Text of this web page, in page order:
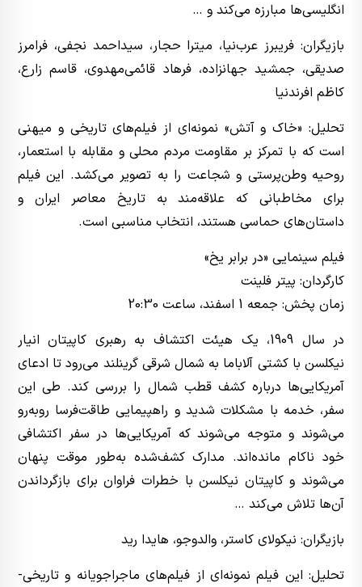
انگلیسی‌ها مبارزه می‌کند و …
بازیگران: فریبرز عرب‌نیا، میترا حجار، سیداحمد نجفی، فرامرز
صدیقی، جمشید جهانزاده، فرهاد قائمی‌مهدوی، قاسم زارع،
کاظم افرندنیا
تحلیل: «خاک و آتش» نمونه‌ای از فیلم‌های تاریخی و میهنی
است که با تمرکز بر مقاومت مردم محلی و مقابله با استعمار،
روحیه وطن‌پرستی و شجاعت را به تصویر می‌کشد. این فیلم
برای مخاطبانی که علاقه‌مند به تاریخ معاصر ایران و
داستان‌های حماسی هستند، انتخاب مناسبی است.
فیلم سینمایی «در برابر یخ»
کارگردان: پیتر فلینت
زمان پخش: جمعه 1 اسفند، ساعت 20:30
در سال 1909، یک هیئت اکتشاف به رهبری کاپیتان انیار
نیکلسن با کشتی آلاباما به شمال شرقی گرینلند می‌رود تا ادعای
آمریکایی‌ها درباره کشف قطب شمال را بررسی کند. طی این
سفر، خدمه با مشکلات شدید و راهپیمایی طاقت‌فرسا روبه‌رو
می‌شوند و متوجه می‌شوند که آمریکایی‌ها در سفر اکتشافی
خود ناکام مانده‌اند. مدارک کشف‌شده به‌طور موقت پنهان
می‌شوند و کاپیتان نیکلسن با خطرات فراوان برای بازگرداندن
آن‌ها تلاش می‌کند …
بازیگران: نیکولای کاستر، والدوجو، هایدا رید
تحلیل: این فیلم نمونه‌ای از فیلم‌های ماجراجویانه و تاریخی-